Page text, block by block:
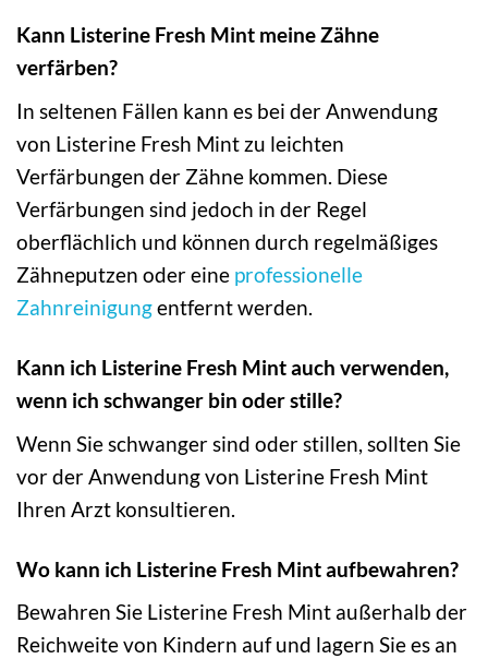
Kann Listerine Fresh Mint meine Zähne
verfärben?
In seltenen Fällen kann es bei der Anwendung
von Listerine Fresh Mint zu leichten
Verfärbungen der Zähne kommen. Diese
Verfärbungen sind jedoch in der Regel
oberflächlich und können durch regelmäßiges
Zähneputzen oder eine professionelle
Zahnreinigungentfernt werden.
Kann ich Listerine Fresh Mint auch verwenden,
wenn ich schwanger bin oder stille?
Wenn Sie schwanger sind oder stillen, sollten Sie
vor der Anwendung von Listerine Fresh Mint
Ihren Arzt konsultieren.
Wo kann ich Listerine Fresh Mint aufbewahren?
Bewahren Sie Listerine Fresh Mint außerhalb der
Reichweite von Kindern auf und lagern Sie es an